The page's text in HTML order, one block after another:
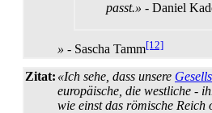
passt.» - Daniel
» - Sascha Tamm[12]
Zitat: «Ich sehe, dass unsere
europäische, die westliche -
wie einst das römische